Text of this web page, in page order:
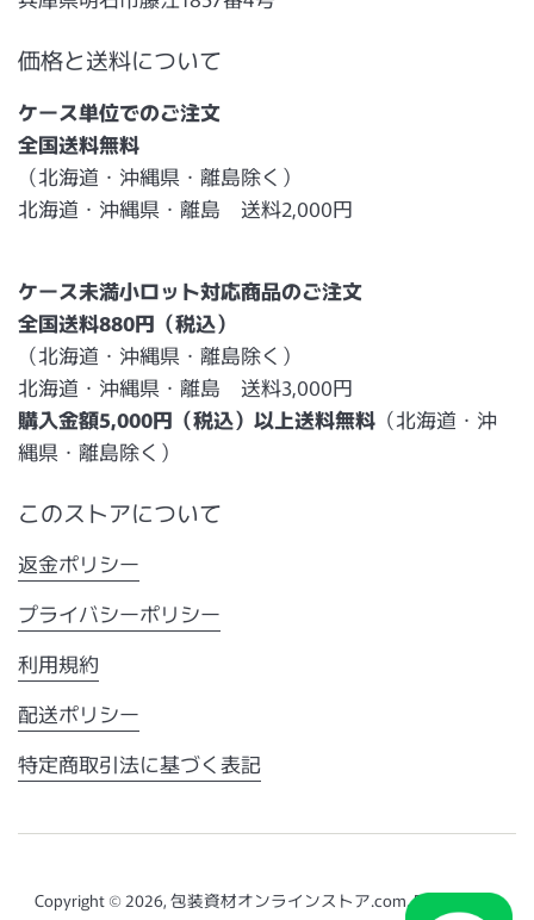
価格と送料について
ケース単位でのご注文
全国送料無料
（北海道・沖縄県・離島除く）
北海道・沖縄県・離島 送料2,000円
ケース未満小ロット対応商品のご注文
全国送料880円（税込）
（北海道・沖縄県・離島除く）
北海道・沖縄県・離島 送料3,000円
購入金額5,000円（税込）以上送料無料 （北海道・沖
縄県・離島除く）
このストアについて
返金ポリシー
プライバシーポリシー
利用規約
配送ポリシー
特定商取引法に基づく表記
Copyright © 2026, 包装資材オンラインストア.com. Powered by